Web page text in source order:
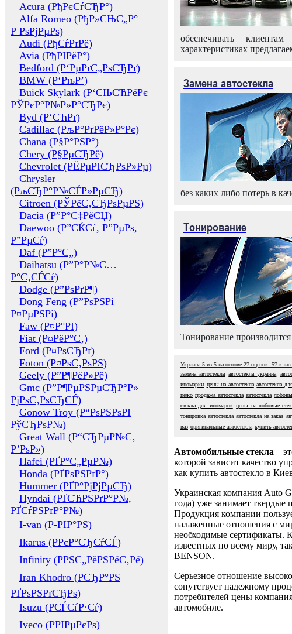
Acura (РђРєСѓСЂР°)
Alfa Romeo (РђР»СЊС„Р°
Р РѕРјРµРѕ)
Audi (РђСѓРґРё)
Avia (РђРІРёР°)
Bedford (Р‘РµРґС„РѕСЂРґ)
BMW (Р‘РњР’)
Buick Skylark (Р‘СЊСЋРёРє
РЎРєР°Р№Р»Р°СЂРє)
Byd (Р‘СЋРґ)
Cadillac (РљР°РґРёР»Р°Рє)
Chana (Р§Р°РЅР°)
Chery (Р§РµСЂРё)
Chevrolet (РЁРµРІСЂРѕР»Рµ)
Chrysler
(РљСЂР°Р№СЃР»РµСЂ)
Citroen (РЎРёС‚СЂРѕРµРЅ)
Dacia (Р”Р°С‡РёСЏ)
Daewoo (Р”СЌСѓ, Р”РµРѕ,
Р”РµСѓ)
Daf (Р”Р°С„)
Daihatsu (Р”Р°Р№С…
Р°С‚СЃСѓ)
Dodge (Р”РѕРґР¶)
Dong Feng (Р”РѕРЅРі
Р¤РµРЅРі)
Faw (Р¤Р°РІ)
Fiat (Р¤РёР°С‚)
Ford (Р¤РѕСЂРґ)
Foton (Р¤РѕС‚РѕРЅ)
Geely (Р”Р¶РёР»Рё)
Gmc (Р”Р¶РµРЅРµСЂР°Р»
РјРѕС‚РѕСЂСЃ)
Gonow Troy (Р“РѕРЅРѕРІ
РўСЂРѕР№)
Great Wall (Р“СЂРµР№С‚
Р’РѕР»)
Hafei (РҐР°С„РµР№)
Honda (РҐРѕРЅРґР°)
Hummer (РҐР°РјРјРµСЂ)
Hyndai (РҐСЋРЅРґР°Р№,
РҐСѓРЅРґР°Р№)
I-van (Р-РІР°РЅ)
Ikarus (РРєР°СЂСѓСЃ)
Infinity (РРЅС„РёРЅРёС‚Рё)
Iran Khodro (РСЂР°РЅ
РҐРѕРЅРґСЂРѕ)
Isuzu (РСЃСѓР·Сѓ)
Iveco (РРІРµРєРѕ)
обеспечивать
характеристиках
Замена автостекла
без каких либо потерь в
Тонирование
Тонирование
Украина 5 из 5 на основе 27 оценок. 57
замена автостекла автостекла украина
иномарки цены на автостекла автостекла
пежо продажа автостекла автостекла
стекла для иномарок цены на лобовые
тонировка автостекла автостекла на заказ
ваз оригинальные автостекла купить
Автомобильные стекла –
которой зависит качество
как купить автостекло в
Украинская компания Auto
года) уже занимает
Продукция компании
налаженные отношения с
необходимые сертификаты.
известных по всему миру,
BENSON.
Серьезное отношение
сопутствует надежному
потребителей цены
автомобиле.